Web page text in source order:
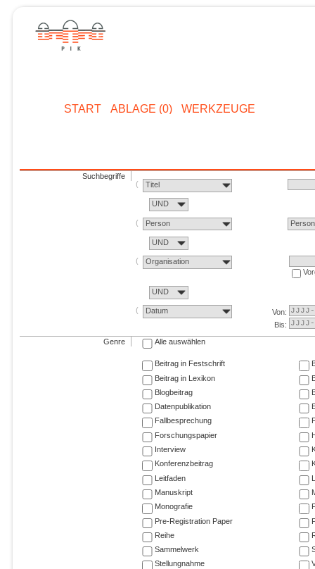
START ABLAGE (0) WERKZEUGE
Suchbegriffe
Titel
UND
Person Person
UND
Organisation
UND
Datum
Von:
Bis:
Genre Alle auswählen
Beitrag in Festschrift
Beitrag in Lexikon
Blogbeitrag
Datenpublikation
Fallbesprechung
Forschungspapier
Interview
Konferenzbeitrag
Leitfaden
Manuskript
Monografie
Pre-Registration Paper
Reihe
Sammelwerk
Stellungnahme